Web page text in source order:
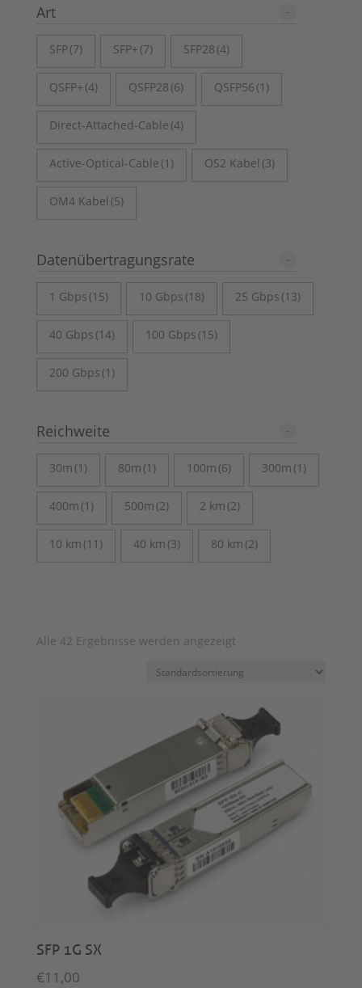
Art
SFP(7) SFP+ (7) SFP28 (4)
QSFP+ (4) QSFP28 (6) QSFP56 (1)
Direct-Attached-Cable (4)
Active-Optical-Cable (1) OS2 Kabel (3)
OM4 Kabel (5)
Datenübertragungsrate
1 Gbps (15) 10 Gbps (18) 25 Gbps (13)
40 Gbps (14) 100 Gbps (15)
200 Gbps (1)
Reichweite
30m (1) 80m (1) 100m (6) 300m (1)
400m (1) 500m (2) 2 km (2)
10 km (11) 40 km (3) 80 km (2)
Alle 42 Ergebnisse werden angezeigt
SFP 1G SX
€11,00